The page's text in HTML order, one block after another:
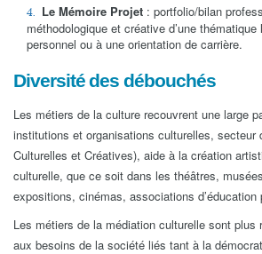
Le Mémoire Projet: portfolio/bilan
méthodologique et créative d’une
personnel ou à une orientation de carrière.
Diversité des débouchés
Les métiers de la culture recouvrent une large
institutions et organisations culturelles, secteur
Culturelles et Créatives), aide à la création
culturelle, que ce soit dans les théâtres,
expositions, cinémas, associations d’éducation
Les métiers de la médiation culturelle sont plus
aux besoins de la société liés tant à la